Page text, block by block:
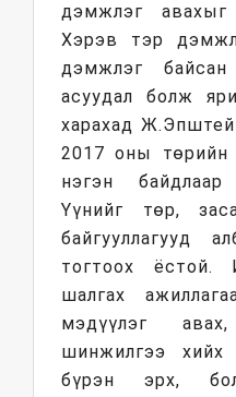
дэмжлэг авахыг
Хэрэв тэр
дэмжлэг
асуудал болж
харахад
2017 оны төрийн
нэгэн
Үүнийг төр,
байгууллагууд
тогтоох ёстой.
шалгах
мэдүүлэг
шинжилгээ
бүрэн эрх,